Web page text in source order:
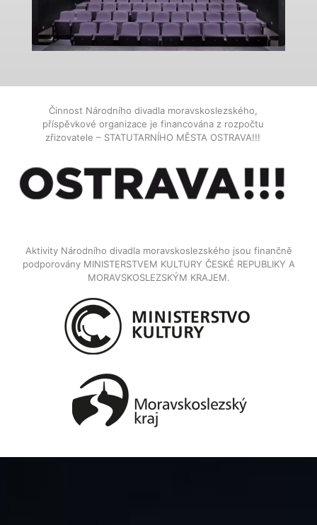
Činnost Národního divadla moravskoslezského,
příspěvkové organizace je financována z rozpočtu
zřizovatele – STATUTARNÍHO MĚSTA OSTRAVA!!!
Aktivity Národního divadla moravskoslezského jsou finančně
podporovány MINISTERSTVEM KULTURY ČESKÉ REPUBLIKY A
MORAVSKOSLEZSKÝM KRAJEM.